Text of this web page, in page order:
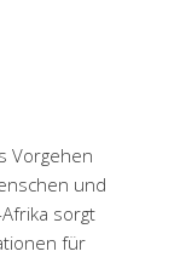
Vorgehen
und
sorgt
für